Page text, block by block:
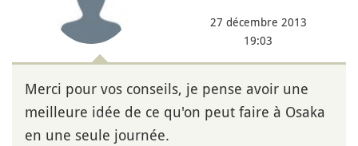
27 décembre 2013
19:03
Merci pour vos conseils, je pense avoir une
meilleure idée de ce qu'on peut faire à Osaka
en une seule journée.